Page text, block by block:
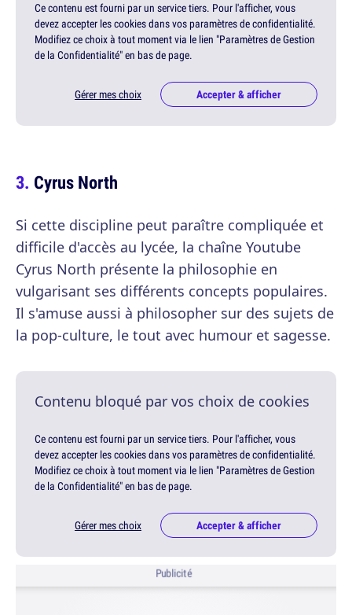
Ce contenu est fourni par un service tiers. Pour l'afficher, vous
devez accepter les cookies dans vos paramètres de confidentialité.
Modifiez ce choix à tout moment via le lien "Paramètres de Gestion
de la Confidentialité" en bas de page.
Gérer mes choix Accepter & afficher
Cyrus North
Si cette discipline peut paraître compliquée et
difficile d'accès au lycée, la chaîne Youtube
Cyrus North présente la philosophie en
vulgarisant ses différents concepts populaires.
Il s'amuse aussi à philosopher sur des sujets de
la pop-culture, le tout avec humour et sagesse.
Contenu bloqué par vos choix de cookies
Ce contenu est fourni par un service tiers. Pour l'afficher, vous
devez accepter les cookies dans vos paramètres de confidentialité.
Modifiez ce choix à tout moment via le lien "Paramètres de Gestion
de la Confidentialité" en bas de page.
Gérer mes choix Accepter & afficher
Publicité